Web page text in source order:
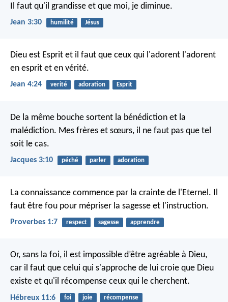
Il faut qu'il grandisse et que moi, je diminue.
Jean 3:30 humilité Jésus
Dieu est Esprit et il faut que ceux qui l'adorent l'adorent
en esprit et en vérité.
Jean 4:24 verité adoration Esprit
De la même bouche sortent la bénédiction et la
malédiction. Mes frères et sœurs, il ne faut pas que tel
soit le cas.
Jacques 3:10 péché parler adoration
La connaissance commence par la crainte de l'Eternel. Il
faut être fou pour mépriser la sagesse et l'instruction.
Proverbes 1:7 respect sagesse apprendre
Or, sans la foi, il est impossible d’être agréable à Dieu,
car il faut que celui qui s'approche de lui croie que Dieu
existe et qu'il récompense ceux qui le cherchent.
Hébreux 11:6 foi joie récompense